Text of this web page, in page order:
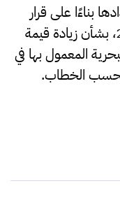
بناءًا على قرار
مجلس الوزراء رقم 807 لسنة 2022، بشأن زيادة قيمة
المعمول بها في